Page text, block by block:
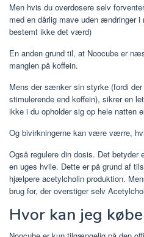
Men hvis du overdosere selv
med en dårlig mave uden ændringer
bestemt ikke det værd)
En anden grund til, at Noocube er
manglen på koffein.
Mens der sænker sin styrke (fordi
stimulerende end koffein), sikrer en
ikke i du opholder sig op hele natten
Og bivirkningerne kan være værre,
Også regulere din dosis. Det
en uges hvile. Dette er på grund af
hjælpere acetylcholin produktion.
brug for, der overstiger selv
Hvor kan jeg